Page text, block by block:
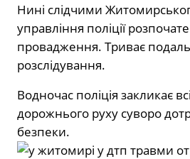
Нині слідчими
управління поліції
провадження. Триває
розслідування.
Водночас поліція закликає
дорожнього руху суворо
безпеки.